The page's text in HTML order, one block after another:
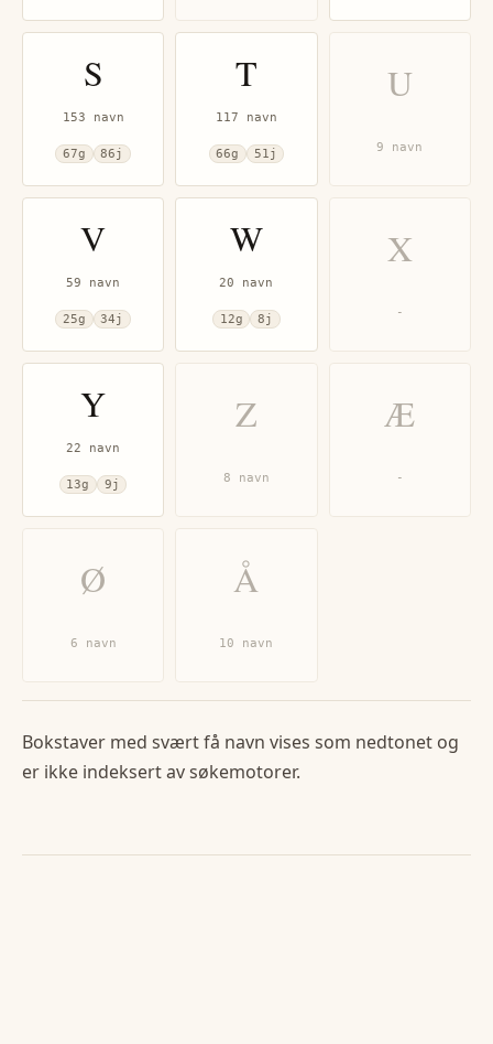
S
153 navn
67g 86j
T
117 navn
66g 51j
U
9 navn
V
59 navn
25g 34j
W
20 navn
12g 8j
X
-
Y
22 navn
13g 9j
Z
8 navn
Æ
-
Ø
6 navn
Å
10 navn
Bokstaver med svært få navn vises som nedtonet og
er ikke indeksert av søkemotorer.